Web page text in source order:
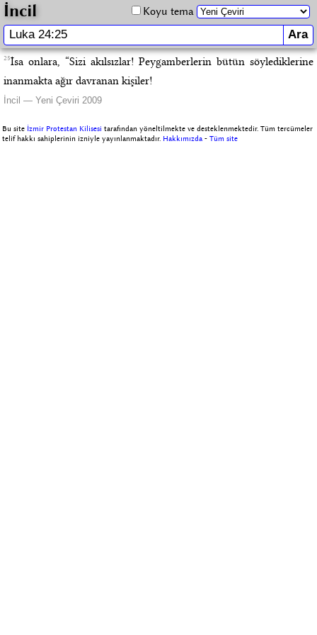
İncil Koyu tema
25İsa onlara, “Sizi akılsızlar! Peygamberlerin bütün söylediklerine
inanmakta ağır davranan kişiler!
İncil — Yeni Çeviri 2009
Bu site İzmir Protestan Kilisesi tarafından yöneltilmekte ve desteklenmektedir. Tüm tercümeler
telif hakkı sahiplerinin izniyle yayınlanmaktadır. Hakkımızda -Tüm site